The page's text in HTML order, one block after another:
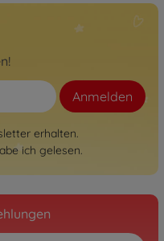
Anmelden
erhalten.
ich gelesen.